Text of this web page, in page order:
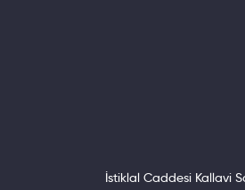
İstiklal Caddesi Kallavi